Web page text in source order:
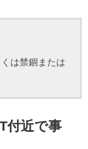
は禁錮または
付近で事